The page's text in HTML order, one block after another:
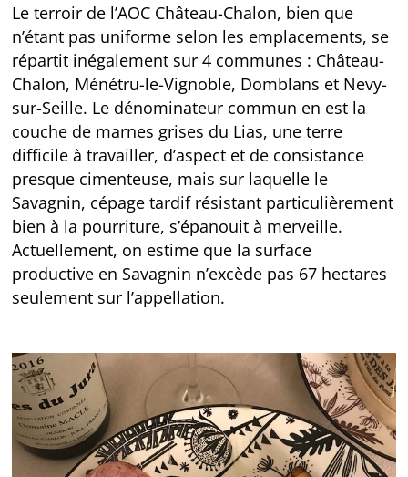
Le terroir de l’AOC Château-Chalon, bien que
n’étant pas uniforme selon les emplacements, se
répartit inégalement sur 4 communes : Château-
Chalon, Ménétru-le-Vignoble, Domblans et Nevy-
sur-Seille. Le dénominateur commun en est la
couche de marnes grises du Lias, une terre
difficile à travailler, d’aspect et de consistance
presque cimenteuse, mais sur laquelle le
Savagnin, cépage tardif résistant particulièrement
bien à la pourriture, s’épanouit à merveille.
Actuellement, on estime que la surface
productive en Savagnin n’excède pas 67 hectares
seulement sur l’appellation.